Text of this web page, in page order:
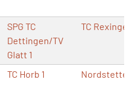
SPG TC
Dettingen/TV
Glatt 1
TC Rexingen
TC Horb 1 Nordstetten